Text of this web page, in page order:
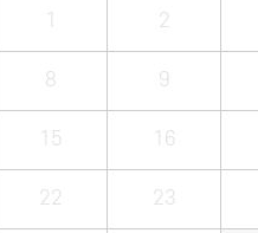
1 2
8 9
15 16
22 23